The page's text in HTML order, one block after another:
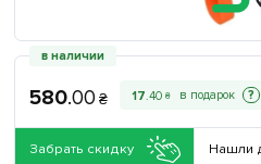
в наличии
580.00 ₴ 17.40 ₴ ?
Забрать скидку Нашли